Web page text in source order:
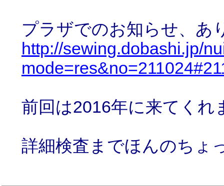
プラザでのお知らせ、あ
http://sewing.dobashi.jp/
前回は2016年に来てくれ
詳細検査までほんのちょ